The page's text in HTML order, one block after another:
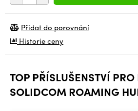
Přidat do porovnání
Historie ceny
TOP PŘÍSLUŠENSTVÍ
SOLIDCOM ROAMING